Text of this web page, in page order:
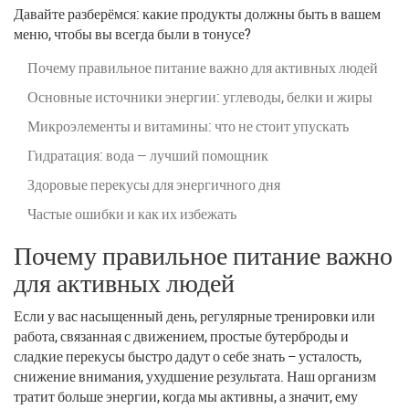
Давайте разберёмся: какие продукты должны быть в вашем
меню, чтобы вы всегда были в тонусе?
Почему правильное питание важно для активных людей
Основные источники энергии: углеводы, белки и жиры
Микроэлементы и витамины: что не стоит упускать
Гидратация: вода — лучший помощник
Здоровые перекусы для энергичного дня
Частые ошибки и как их избежать
Почему правильное питание важно
для активных людей
Если у вас насыщенный день, регулярные тренировки или
работа, связанная с движением, простые бутерброды и
сладкие перекусы быстро дадут о себе знать – усталость,
снижение внимания, ухудшение результата. Наш организм
тратит больше энергии, когда мы активны, а значит, ему